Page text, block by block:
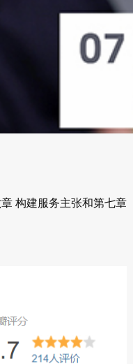
构建服务主张和第七章